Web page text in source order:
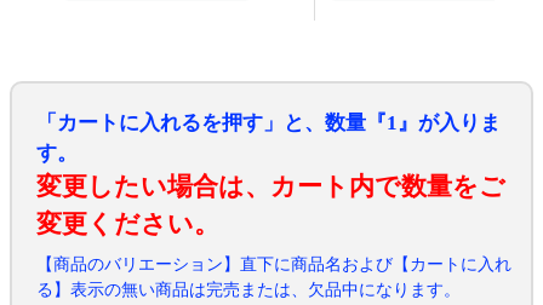
「カートに入れるを押す」と、数量『1』が入りま
す。
変更したい場合は、カート内で数量をご
変更ください。
【商品のバリエーション】直下に商品名および【カートに入れ
る】表示の無い商品は完売または、欠品中になります。